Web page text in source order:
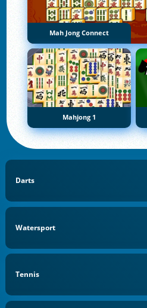
Mah Jong Connect
Mahjong 1
Darts
Watersport
Tennis